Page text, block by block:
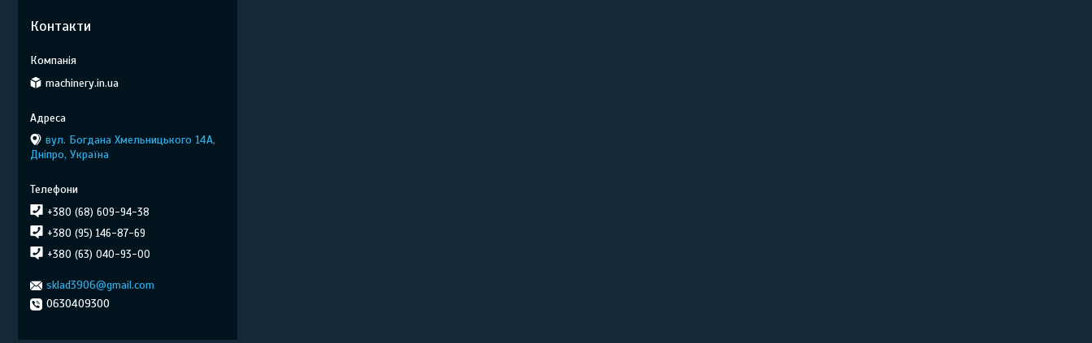
Контакти
machinery.in.ua
вул. Богдана Хмельницького 14А,
Дніпро, Україна
+380 (68) 609-94-38
+380 (95) 146-87-69
+380 (63) 040-93-00
sklad3906@gmail.com
0630409300